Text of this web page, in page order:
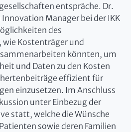
entspräche. Dr.
Manager bei der IKK
des
Kostenträger und
könnten, um
und Daten zu den Kosten
effizient für
einzusetzen. Im Anschluss
unter Einbezug der
statt, welche die Wünsche
sowie deren Familien